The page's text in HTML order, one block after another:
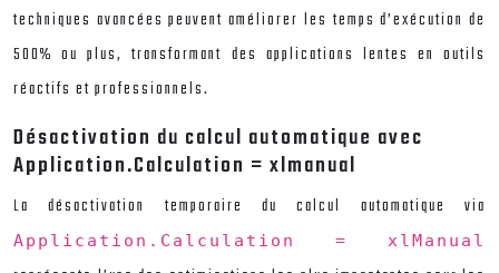
techniques avancées peuvent améliorer les temps d’exécution de
500% ou plus, transformant des applications lentes en outils
réactifs et professionnels.
Désactivation du calcul automatique avec
Application.Calculation = xlmanual
La désactivation temporaire du calcul automatique via
Application.Calculation = xlManual